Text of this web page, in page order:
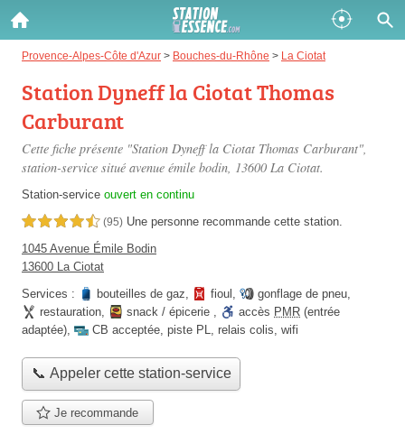
Provence-Alpes-Côte d'Azur > Bouches-du-Rhône > La Ciotat
Station Dyneff la Ciotat Thomas
Carburant
Cette fiche présente "Station Dyneff la Ciotat Thomas Carburant",
station-service situé avenue émile bodin, 13600 La Ciotat.
Station-service ouvert en continu
4,5 étoiles sur 5 (95) Une personne recommande cette station.
1045 Avenue Émile Bodin
13600 La Ciotat
Services :
bouteilles de gaz, fioul , gonflage de pneu,
restauration, snack / épicerie , accès PMR (entrée
adaptée), CB acceptée, piste PL, relais colis, wifi
📞 Appeler cette station-service
Je recommande
Gazole :
Disponible Épuisé
SP 98 :
Disponible Épuisé
SP 95 :